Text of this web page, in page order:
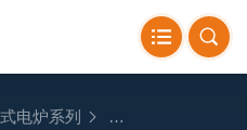
电炉系列